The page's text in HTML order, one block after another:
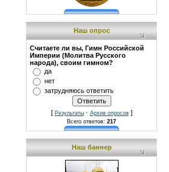
Наш опрос
Считаете ли вы, Гимн Российской
Империи (Молитва Русского
народа), своим гимном?
да
нет
затрудняюсь ответить
[ Результаты· Архив опросов]
Всего ответов: 217
Наш баннер